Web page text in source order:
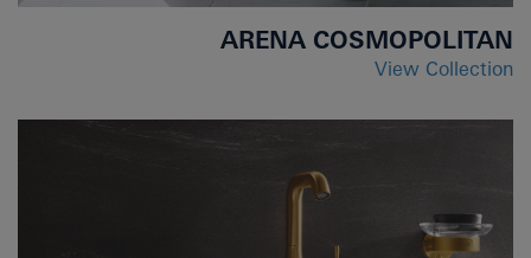
ARENA COSMOPOLITAN
View Collection